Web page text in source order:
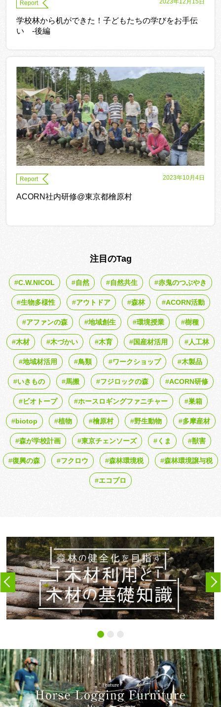
Report 2023年12月15日
学校林から机ができた！子どもたちの学びをお手伝
い -後編
Report 2023年10月4日
ACORN社内研修@東京都檜原村
注目のTag
C.W.NICOL 自然 自然共生 赤鬼のつぶやき
生物多様性 アウトドア 森林 ACORN活動
アファンの森 地域創生 環境授業 樹種
木材 木づかい 木育 国産材活用 人工林
地域材活用 鳥類 ワークショップ 木製品
いきもの 馬搬 フジロックの森 ACORN研修
ビオトープ ホースロギングファニチャー 巣箱
biotop 植物 檜原村 野生動物 多摩産材
森が学校計画 東京チェンソーズ くま 獣害
復興の森 フクロウ 森林環境税 森林環境譲与税
エコプロ